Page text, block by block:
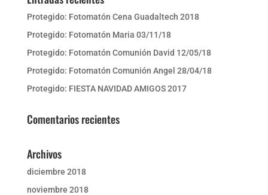
Protegido: Fotomatón Cena Guadaltech 2018
Protegido: Fotomatón Maria 03/11/18
Protegido: Fotomatón Comunión David 12/05/18
Protegido: Fotomatón Comunión Angel 28/04/18
Protegido: FIESTA NAVIDAD AMIGOS 2017
Comentarios recientes
Archivos
diciembre 2018
noviembre 2018